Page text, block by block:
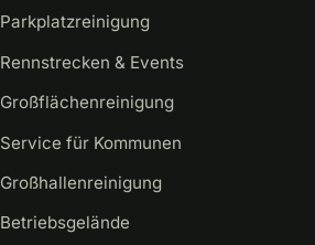
Parkplatzreinigung
Rennstrecken & Events
Großflächenreinigung
Service für Kommunen
Großhallenreinigung
Betriebsgelände